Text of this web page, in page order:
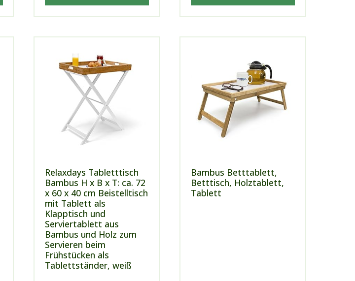
Relaxdays Tabletttisch
Bambus H x B x T: ca. 72
x 60 x 40 cm Beistelltisch
mit Tablett als
Klapptisch und
Serviertablett aus
Bambus und Holz zum
Servieren beim
Frühstücken als
Tablettständer, weiß
Bambus Betttablett,
Betttisch, Holztablett,
Tablett